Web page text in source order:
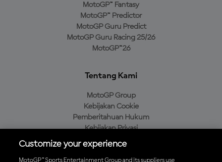
MotoGP™ Fantasy
MotoGP™ Predictor
MotoGP Guru Predict
MotoGP Guru Racing 25/26
MotoGP™26
Tentang Kami
MotoGP Group
Kebijakan Cookie
Pemberitahuan Hukum
Kebijakan Privasi
Kebijakan Pembelian
Customize your experience
MotoGP™ Sports Entertainment Group and its suppliers use